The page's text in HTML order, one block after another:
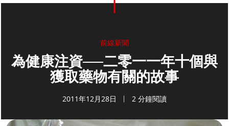
前線新聞
為健康注資──二零一一年十個與
獲取藥物有關的故事
2011年12月28日 2 分鐘閱讀